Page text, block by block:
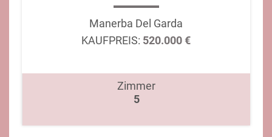
Manerba Del Garda
KAUFPREIS: 520.000 €
Zimmer
5